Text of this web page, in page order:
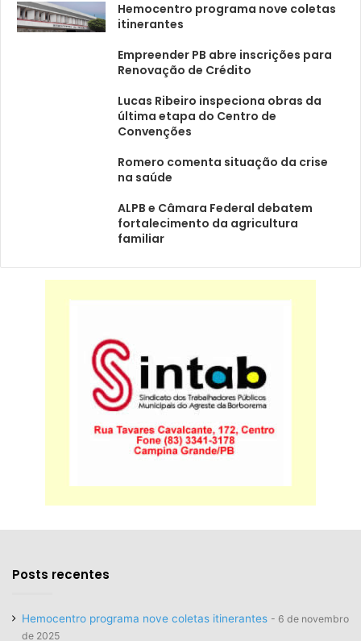
Hemocentro programa nove coletas
itinerantes
Empreender PB abre inscrições para
Renovação de Crédito
Lucas Ribeiro inspeciona obras da
última etapa do Centro de
Convenções
Romero comenta situação da crise
na saúde
ALPB e Câmara Federal debatem
fortalecimento da agricultura
familiar
Posts recentes
Hemocentro programa nove coletas itinerantes
6 de novembro
de 2025